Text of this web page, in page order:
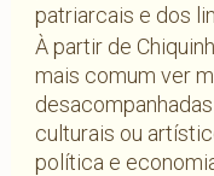
patriarcais e dos
À partir de
mais comum ver
culturais ou
política e